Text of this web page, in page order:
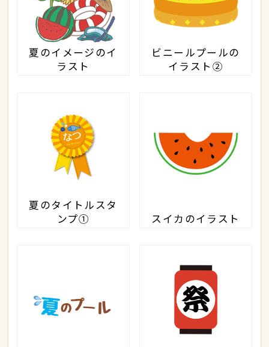
夏のイメージのイ
ラスト
ビニールプールの
イラスト②
夏のタイトルスタ
ンプ①
スイカのイラスト